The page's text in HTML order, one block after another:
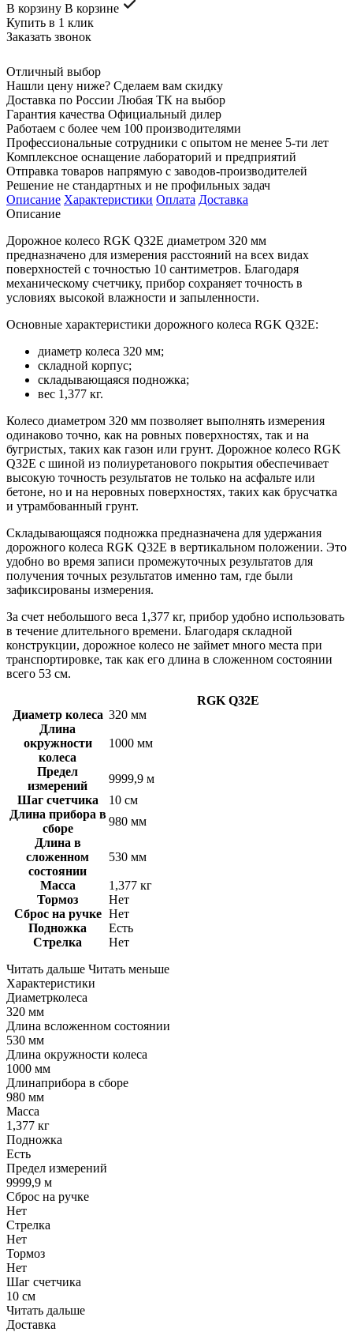
В корзину В корзине
Купить в 1 клик
Заказать звонок
Отличный выбор
Нашли цену ниже? Сделаем вам скидку
Доставка по России Любая ТК на выбор
Гарантия качества Официальный дилер
Работаем с более чем 100 производителями
Профессиональные сотрудники с опытом не менее 5-ти лет
Комплексное оснащение лабораторий и предприятий
Отправка товаров напрямую с заводов-производителей
Решение не стандартных и не профильных задач
Описание Характеристики Оплата Доставка
Описание
Дорожное колесо RGK Q32E диаметром 320 мм
предназначено для измерения расстояний на всех видах
поверхностей с точностью 10 сантиметров. Благодаря
механическому счетчику, прибор сохраняет точность в
условиях высокой влажности и запыленности.
Основные характеристики дорожного колеса RGK Q32E:
диаметр колеса 320 мм;
складной корпус;
складывающаяся подножка;
вес 1,377 кг.
Колесо диаметром 320 мм позволяет выполнять измерения
одинаково точно, как на ровных поверхностях, так и на
бугристых, таких как газон или грунт. Дорожное колесо RGK
Q32E с шиной из полиуретанового покрытия обеспечивает
высокую точность результатов не только на асфальте или
бетоне, но и на неровных поверхностях, таких как брусчатка
и утрамбованный грунт.
Складывающаяся подножка предназначена для удержания
дорожного колеса RGK Q32E в вертикальном положении. Это
удобно во время записи промежуточных результатов для
получения точных результатов именно там, где были
зафиксированы измерения.
За счет небольшого веса 1,377 кг, прибор удобно использовать
в течение длительного времени. Благодаря складной
конструкции, дорожное колесо не займет много места при
транспортировке, так как его длина в сложенном состоянии
всего 53 см.
RGK Q32E
Диаметр колеса 320 мм
Длина
окружности
колеса
1000 мм
Предел
измерений
9999,9 м
Шаг счетчика
10 см
Длина прибора в
сборе
980 мм
Длина в
сложенном
состоянии
530 мм
Масса
1,377 кг
Тормоз
Нет
Сброс на ручке Нет
Подножка
Есть
Стрелка
Нет
Читать дальше Читать меньше
Характеристики
Диаметрколеса
320 мм
Длина всложенном состоянии
530 мм
Длина окружности колеса
1000 мм
Длинаприбора в сборе
980 мм
Масса
1,377 кг
Подножка
Есть
Предел измерений
9999,9 м
Сброс на ручке
Нет
Стрелка
Нет
Тормоз
Нет
Шаг счетчика
10 см
Читать дальше
Доставка